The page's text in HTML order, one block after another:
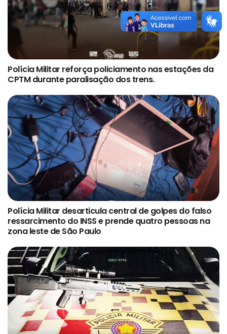
Polícia Militar reforça policiamento nas estações da
CPTM durante paralisação dos trens.
Polícia Militar desarticula central de golpes do falso
ressarcimento do INSS e prende quatro pessoas na
zona leste de São Paulo